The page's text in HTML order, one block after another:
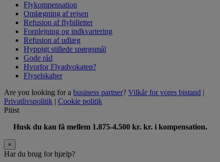
Flykompensation
Omlægning af rejsen
Refusion af flybilletter
Forplejning og indkvartering
Refusion af udlæg
Hyppigt stillede spørgsmål
Gode råd
Hvorfor Flyadvokaten?
Flyselskaber
Are you looking for a business partner? Vilkår for vores bistand |
Privatlivspolitik | Cookie politik
Piiist
Husk du kan få mellem 1.875-4.500 kr. kr. i kompensation.
×
Har du brug for hjælp?